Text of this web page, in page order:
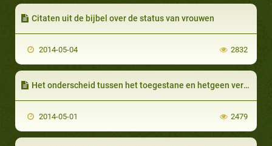
Citaten uit de bijbel over de status van vrouwen
2014-05-04 2832
Het onderscheid tussen het toegestane en hetgeen verboden is
2014-05-01 2479